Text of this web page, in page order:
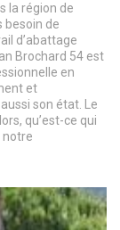
la région de
besoin de
d’abattage
Brochard 54 est
en
et
son état. Le
qu’est-ce qui
notre